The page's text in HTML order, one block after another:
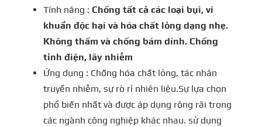
Tính năng : Chống tất cả các loại bụi, vi
khuẩn độc hại và hóa chất lỏng dạng nhẹ.
Không thấm và chống bám dính. Chống
tỉnh điện, lây nhiễm
Ứng dụng : Chống hóa chất lỏng, tác nhân
truyền nhiễm, sự rò rỉ nhiên liệu.Sự lựa chọn
phổ biến nhất và được áp dụng rộng rãi trong
các ngành công nghiệp khác nhau. sử dụng